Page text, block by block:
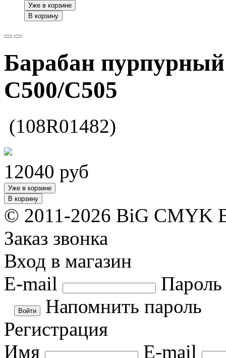
Уже в корзине
В корзину
Барабан
C500/C505
(108R01482)
12040 руб
Уже в корзине
В корзину
© 2011-2026 BiG CMYK
Заказ звонка
Вход в магазин
E-mail
Пароль
Напомнить пароль
Регистрация
Имя
E-mail